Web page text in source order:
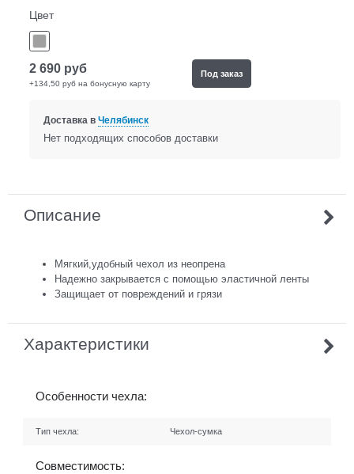
Цвет
2 690 руб
+134,50 руб на бонусную карту
Под заказ
Доставка в Челябинск
Нет подходящих способов доставки
Описание
Мягкий,удобный чехол из неопрена
Надежно закрывается с помощью эластичной ленты
Защищает от повреждений и грязи
Характеристики
Особенности чехла:
Тип чехла: Чехол-сумка
Совместимость: